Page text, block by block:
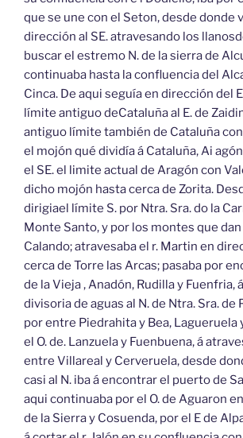
que se une con el Seton, desde donde
dirección al SE. atravesando los
buscar el estremo N. de la sierra de
continuaba hasta la confluencia del
Cinca. De aqui seguía en dirección del
límite antiguo deCataluña al E. de
antiguo límite también de Cataluña
el mojón qué dividía á Cataluña, Ai
el SE. el limite actual de Aragón con
dicho mojón hasta cerca de Zorita.
dirigiael límite S. por Ntra. Sra. do la
Monte Santo, y por los montes que
Calando; atravesaba el r. Martin en
cerca de Torre las Arcas; pasaba por
de la Vieja , Anadón, Rudilla y Fuenfria,
divisoria de aguas al N. de Ntra. Sra. de
por entre Piedrahita y Bea, Lagueruela
el O. de. Lanzuela y Fuenbuena, á
entre Villareal y Cerveruela, desde
casi al N. iba á encontrar el puerto de
aqui continuaba por el O. de Aguaron
de la Sierra y Cosuenda, por el E de